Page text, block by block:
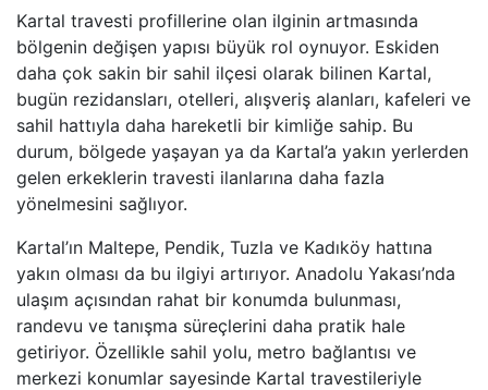
Kartal travesti profillerine olan ilginin artmasında
bölgenin değişen yapısı büyük rol oynuyor. Eskiden
daha çok sakin bir sahil ilçesi olarak bilinen Kartal,
bugün rezidansları, otelleri, alışveriş alanları, kafeleri ve
sahil hattıyla daha hareketli bir kimliğe sahip. Bu
durum, bölgede yaşayan ya da Kartal’a yakın yerlerden
gelen erkeklerin travesti ilanlarına daha fazla
yönelmesini sağlıyor.
Kartal’ın Maltepe, Pendik, Tuzla ve Kadıköy hattına
yakın olması da bu ilgiyi artırıyor. Anadolu Yakası’nda
ulaşım açısından rahat bir konumda bulunması,
randevu ve tanışma süreçlerini daha pratik hale
getiriyor. Özellikle sahil yolu, metro bağlantısı ve
merkezi konumlar sayesinde Kartal travestileriyle